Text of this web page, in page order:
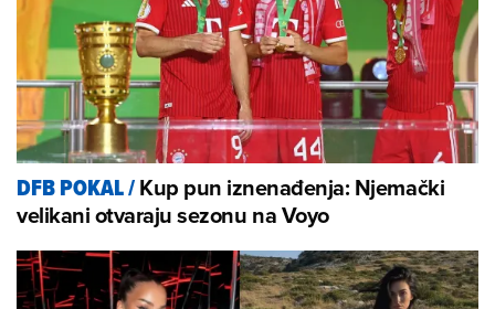
DFB POKAL/Kup pun iznenađenja: Njemački
velikani otvaraju sezonu na Voyo